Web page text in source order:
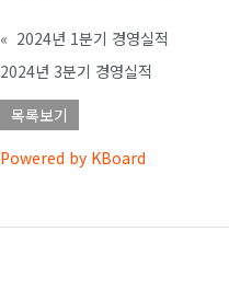
« 2024년 1분기 경영실적
2024년 3분기 경영실적
목록보기
Powered by KBoard